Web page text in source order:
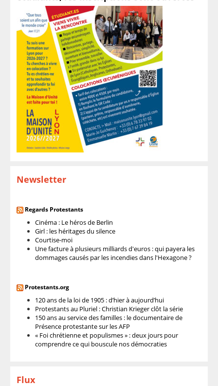
Newsletter
Regards Protestants
Cinéma : Le héros de Berlin
Girl : les héritages du silence
Courtise-moi
Une facture à plusieurs milliards d'euros : qui payera les
dommages causés par les incendies dans l'Hexagone ?
Protestants.org
120 ans de la loi de 1905 : d’hier à aujourd’hui
Protestants au Pluriel : Christian Krieger clôt la série
150 ans au service des familles : le documentaire de
Présence protestante sur les AFP
« Foi chrétienne et populismes » : deux jours pour
comprendre ce qui bouscule nos démocraties
Flux